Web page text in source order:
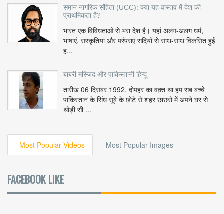
समान नागरिक संहिता (UCC): क्या यह वास्तव में देश की
प्राथमिकता है?
भारत एक विविधताओं से भरा देश है। यहां अलग-अलग धर्म,
भाषाएं, संस्कृतियां और परंपराएं सदियों से साथ-साथ विकसित हुई
ह...
बाबरी मस्जिद और पाकिस्तानी हिन्दू
तारीख 06 दिसंबर 1992, दोपहर का वक़्त था हम सब बच्चे
पाकिस्तान के सिंध सूबे के छोटे से शहर छाछरो में अपने घर से
थोड़ी सी ...
Most Popular Videos Most Popular Images
FACEBOOK LIKE